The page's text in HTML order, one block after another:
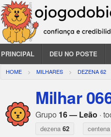
PRINCIPAL DEU NO POSTE
HOME MILHARES DEZENA 62
Milhar
Grupo 16 — Leão ·
dezena 62 centena